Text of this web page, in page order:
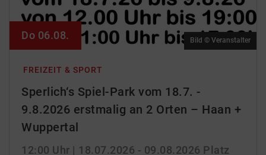
FREIZEIT & SPORT
Sperlich‘s Spiel-Park vom 18.7. -
9.8.2026 erstmalig an 2 Orten – Haan +
Wuppertal
12:00 Uhr | 18.07.2026 - 09.08.2026 Platz
Do 06.08. Bild © Veranstalter